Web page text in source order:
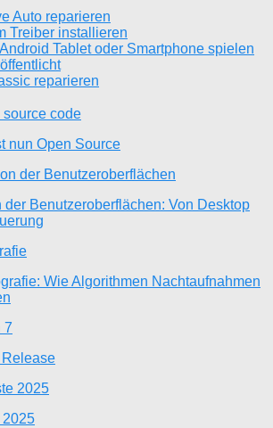
Auto reparieren
Treiber installieren
Tablet oder Smartphone spielen
reparieren
nun Open Source
der Benutzeroberflächen: Von Desktop
Wie Algorithmen Nachtaufnahmen
2025